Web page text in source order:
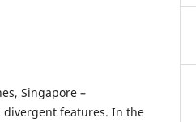
Singapore –
divergent features. In the